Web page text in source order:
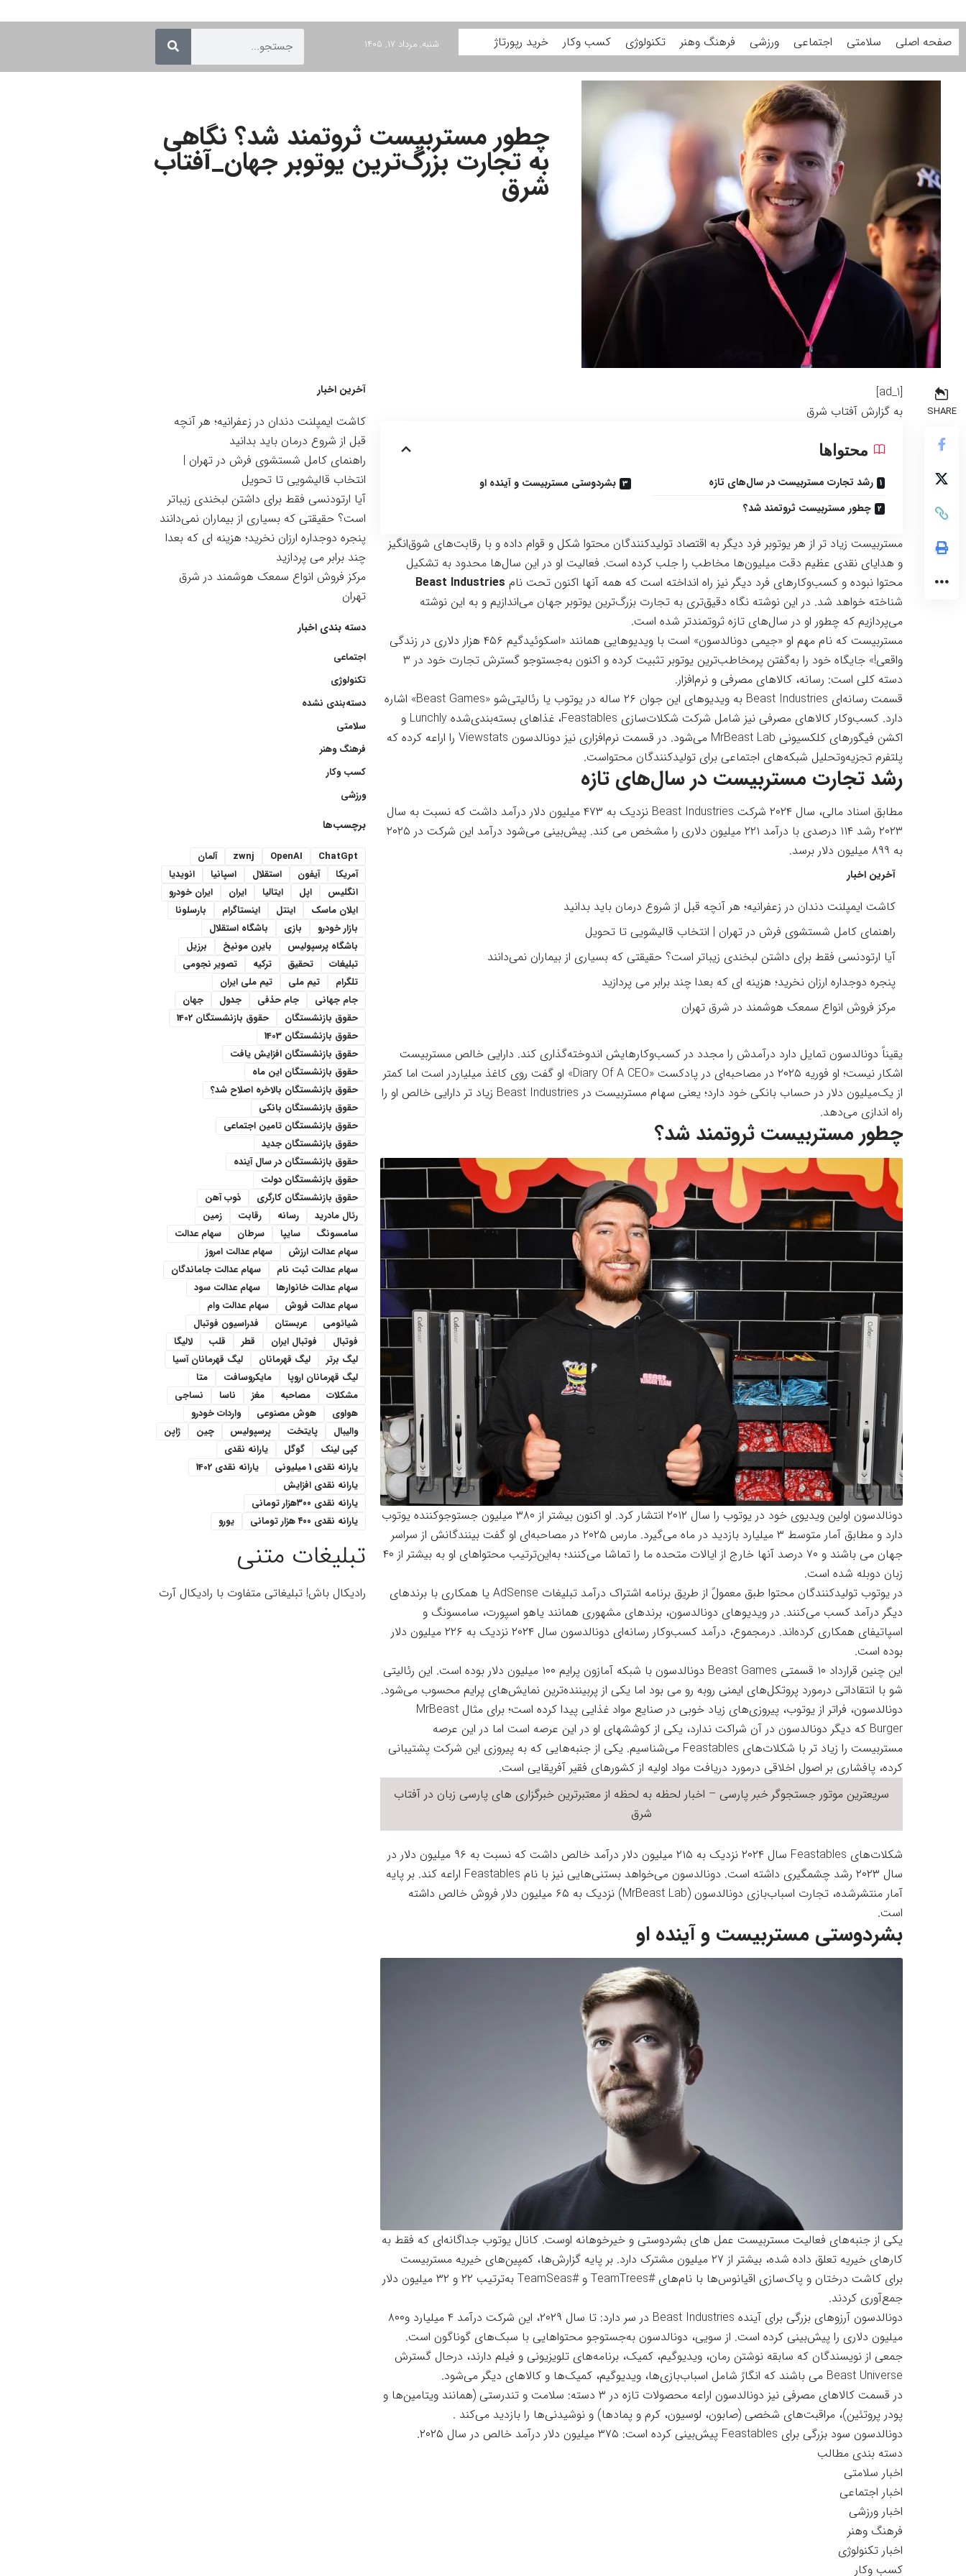
صفحه اصلی سلامتی اجتماعی ورزشی فرهنگ وهنر تکنولوژی کسب وکار خرید رپورتاژ شنبه, مرداد ۱۷, ۱۴۰۵
چطور مستربیست ثروتمند شد؟ نگاهی
به تجارت بزرگ‌ترین یوتوبر جهان_آفتاب
شرق
SHARE
[ad_1]
به گزارش آفتاب شرق
محتواها
رشد تجارت مستربیست در سال‌های تازه
چطور مستربیست ثروتمند شد؟
بشردوستی مستربیست و آینده او
مستربیست زیاد تر از هر یوتوبر فرد دیگر به اقتصاد تولیدکنندگان محتوا شکل و قوام داده و با رقابت‌های شوق‌انگیز
و هدایای نقدی عظیم دقت میلیون‌ها مخاطب را جلب کرده است. فعالیت او در این سال‌ها محدود به تشکیل
محتوا نبوده و کسب‌وکارهای فرد دیگر نیز راه‌ انداخته است که همه آنها اکنون تحت نام Beast Industries
شناخته خواهد شد. در این نوشته نگاه دقیق‌تری به تجارت بزرگ‌ترین یوتوبر جهان می‌اندازیم و به این نوشته
می‌پردازیم که چطور او در سال‌های تازه ثروتمندتر شده است.
مستربیست که نام مهم او «جیمی دونالدسون» است با ویدیوهایی همانند «
اسکوئیدگیم ۴۵۶ هزار دلاری در زندگی
واقعی!
» جایگاه خود را به‌گفتن پرمخاطب‌ترین یوتوبر تثبیت کرده و اکنون به‌جستوجو گسترش تجارت خود در ۳
دسته کلی است: رسانه، کالاهای مصرفی و نرم‌افزار.
قسمت رسانه‌ای Beast Industries به ویدیوهای این جوان ۲۶ ساله در یوتوب یا رئالیتی‌شو «Beast Games» اشاره
دارد. کسب‌وکار کالاهای مصرفی نیز شامل شرکت شکلات‌سازی Feastables، غذاهای بسته‌بندی‌شده Lunchly و
اکشن فیگورهای کلکسیونی MrBeast Lab می‌شود. در قسمت نرم‌افزاری نیز دونالدسون Viewstats را اراعه کرده که
پلتفرم تجزیه‌وتحلیل شبکه‌های اجتماعی برای تولیدکنندگان محتواست.
رشد تجارت مستربیست در سال‌های تازه
مطابق اسناد مالی، سال ۲۰۲۴ شرکت Beast Industries نزدیک به ۴۷۳ میلیون دلار درآمد داشت که نسبت به سال
۲۰۲۳ رشد ۱۱۴ درصدی با درآمد ۲۲۱ میلیون دلاری را مشخص می کند. پیش‌بینی می‌شود درآمد این شرکت در ۲۰۲۵
به ۸۹۹ میلیون دلار برسد.
آخرین اخبار
کاشت ایمپلنت دندان در زعفرانیه؛ هر آنچه قبل از شروع درمان باید بدانید
راهنمای کامل شستشوی فرش در تهران | انتخاب قالیشویی تا تحویل
آیا ارتودنسی فقط برای داشتن لبخندی زیباتر است؟ حقیقتی که بسیاری از بیماران نمی‌دانند
پنجره دوجداره ارزان نخرید؛ هزینه ای که بعدا چند برابر می پردازید
مرکز فروش انواع سمعک هوشمند در شرق تهران
یقیناً دونالدسون تمایل دارد درآمدش را مجدد در کسب‌وکارهایش اندوخته‌گذاری کند. دارایی خالص مستربیست
اشکار نیست؛ او فوریه ۲۰۲۵ در مصاحبه‌ای در پادکست «
Diary Of A CEO» او گفت روی کاغذ میلیاردر است اما کمتر
از یک‌میلیون دلار در حساب بانکی خود دارد؛ یعنی سهام مستربیست در Beast Industries زیاد تر دارایی خالص او را
راه اندازی می‌دهد.
چطور مستربیست ثروتمند شد؟
دونالدسون اولین ویدیوی خود در یوتوب را سال ۲۰۱۲ انتشار کرد. او اکنون بیشتر از ۳۸۰ میلیون جستوجو‌کننده یوتوب
دارد و مطابق آمار متوسط ​​۳ میلیارد بازدید در ماه می‌گیرد.
مارس ۲۰۲۵ در مصاحبه‌ای او گفت بینندگانش از سراسر
جهان می باشند و ۷۰ درصد آنها خارج از ایالات متحده ما را تماشا می‌کنند؛ به‌این‌ترتیب محتواهای او به بیشتر از ۴۰
زبان دوبله شده است.
در یوتوب تولیدکنندگان محتوا طبق معمولً از طریق برنامه اشتراک درآمد تبلیغات AdSense یا همکاری با برندهای
دیگر درآمد کسب می‌کنند. در ویدیوهای دونالدسون، برندهای مشهوری همانند یاهو اسپورت، سامسونگ و
اسپاتیفای همکاری کرده‌اند. درمجموع، درآمد کسب‌وکار رسانه‌ای دونالدسون سال ۲۰۲۴ نزدیک به ۲۲۶ میلیون دلار
بوده است.
این چنین قرارداد ۱۰ قسمتی Beast Games دونالدسون با شبکه آمازون پرایم ۱۰۰ میلیون دلار بوده است. این رئالیتی
شو با انتقاداتی درمورد پروتکل‌های ایمنی روبه رو می بود اما یکی از پربیننده‌ترین نمایش‌های پرایم محسوب می‌شود.
دونالدسون، فراتر از یوتوب، پیروزی‌های زیاد خوبی در صنایع مواد غذایی پیدا کرده است؛ برای مثال MrBeast
Burger که دیگر دونالدسون در آن شراکت ندارد، یکی از کوششهای او در این عرصه است اما در این عرصه
مستربیست را زیاد تر با شکلا‌ت‌های Feastables می‌شناسیم. یکی از جنبه‌هایی که به پیروزی این شرکت پشتیبانی
کرده، پافشاری بر اصول اخلاقی درمورد دریافت مواد اولیه از کشورهای فقیر آفریقایی است.
سریعترین موتور جستجوگر خبر پارسی – اخبار لحظه به لحظه از معتبرترین خبرگزاری های پارسی زبان در آفتاب
شرق
شکلات‌های Feastables سال ۲۰۲۴ نزدیک به ۲۱۵ میلیون دلار درآمد خالص داشت که نسبت به ۹۶ میلیون دلار در
سال ۲۰۲۳ رشد چشمگیری داشته است. دونالدسون می‌خواهد بستنی‌هایی نیز با نام Feastables اراعه کند. بر پایه
آمار منتشرشده، تجارت اسباب‌بازی دونالدسون (MrBeast Lab) نزدیک به ۶۵ میلیون دلار فروش خالص داشته
است.
بشردوستی مستربیست و آینده او
یکی از جنبه‌های فعالیت مستربیست عمل های بشردوستی و خیرخوهانه اوست. کانال یوتوب جداگانه‌ای که فقط به
کارهای خیریه تعلق داده شده، بیشتر از ۲۷ میلیون مشترک دارد. بر پایه گزارش‌ها، کمپین‌های خیریه مستربیست
برای کاشت درختان و پاک‌سازی اقیانوس‌ها با نام‌های #TeamTrees و #TeamSeas به‌ترتیب ۲۲ و ۳۲ میلیون دلار
جمع‌آوری کردند.
دونالدسون آرزوهای بزرگی برای آینده Beast Industries در سر دارد: تا سال ۲۰۲۹، این شرکت درآمد ۴ میلیارد و۸۰۰
میلیون دلاری را پیش‌بینی کرده است. از سویی، دونالدسون به‌جستوجو محتواهایی با سبک‌های گوناگون است.
جمعی از نویسندگان که سابقه نوشتن رمان، ویدیوگیم، کمیک، برنامه‌های تلویزیونی و فیلم دارند، درحال گسترش
Beast Universe می باشند که انگارً شامل اسباب‌بازی‌ها، ویدیوگیم، کمیک‌ها و کالاهای دیگر می‌شود.
در قسمت کالاهای مصرفی نیز دونالدسون اراعه محصولات تازه در ۳ دسته:
سلامت و تندرستی (همانند ویتامین‌ها و
پودر پروتئین)، مراقبت‌های شخصی (صابون، لوسیون، کرم و پمادها) و نوشیدنی‌ها را بازدید می‌کند .
دونالدسون سود بزرگی برای Feastables پیش‌بینی کرده است: ۳۷۵ میلیون دلار درآمد خالص در سال ۲۰۲۵.
دسته بندی مطالب
اخبار سلامتی
اخبار اجتماعی
اخبار ورزشی
فرهنگ وهنر
اخبار تکنولوژی
کسب وکار
آخرین اخبار
کاشت ایمپلنت دندان در زعفرانیه؛ هر آنچه
قبل از شروع درمان باید بدانید
راهنمای کامل شستشوی فرش در تهران |
انتخاب قالیشویی تا تحویل
آیا ارتودنسی فقط برای داشتن لبخندی زیباتر
است؟ حقیقتی که بسیاری از بیماران نمی‌دانند
پنجره دوجداره ارزان نخرید؛ هزینه ای که بعدا
چند برابر می پردازید
مرکز فروش انواع سمعک هوشمند در شرق
تهران
دسته بندی اخبار
اجتماعی
تکنولوژی
دسته‌بندی نشده
سلامتی
فرهنگ وهنر
کسب وکار
ورزشی
برچسب‌ها
ChatGpt
OpenAI
zwnj
آلمان
آمریکا
آیفون استقلال اسپانیا
انویدیا
انگلیس
اپل ایتالیا ایران
ایران خودرو
ایلان ماسک
اینتل اینستاگرام
بارسلونا
بازار خودرو
بازی
باشگاه استقلال
باشگاه پرسپولیس
بایرن مونیخ
برزیل
تبلیغات
تحقیق ترکیه
تصویر نجومی
تلگرام
تیم ملی
تیم ملی ایران
جام جهانی
جام حذفی جدول
جهان
حقوق بازنشستگان
حقوق بازنشستگان 1402
حقوق بازنشستگان 1403
حقوق بازنشستگان افزایش یافت
حقوق بازنشستگان این ماه
حقوق بازنشستگان بالاخره اصلاح شد؟
حقوق بازنشستگان بانکی
حقوق بازنشستگان تامین اجتماعی
حقوق بازنشستگان جدید
حقوق بازنشستگان در سال آینده
حقوق بازنشستگان دولت
حقوق بازنشستگان کارگری
ذوب آهن
رئال مادرید
رسانه رقابت
زمین
سامسونگ
سایپا سرطان
سهام عدالت
سهام عدالت ارزش
سهام عدالت امروز
سهام عدالت ثبت نام
سهام عدالت جاماندگان
سهام عدالت خانوارها
سهام عدالت سود
سهام عدالت فروش
سهام عدالت وام
شیائومی
عربستان
فدراسیون فوتبال
فوتبال
فوتبال ایران قطر قلب
لالیگا
لیگ برتر
لیگ قهرمانان
لیگ قهرمانان آسیا
لیگ قهرمانان اروپا
مایکروسافت
متا
مشکلات
مصاحبه مغز ناسا
نساجی
هواوی
هوش مصنوعی
واردات خودرو
والیبال
پایتخت پرسپولیس چین
ژاپن
کپی لینک
گوگل
یارانه نقدی
یارانه نقدی 1 میلیونی
یارانه نقدی 1402
یارانه نقدی افزایش
یارانه نقدی ۳۰۰هزار تومانی
یارانه نقدی ۴۰۰ هزار تومانی
یورو
تبلیغات متنی
رادیکال باش! تبلیغاتی متفاوت با رادیکال آرت